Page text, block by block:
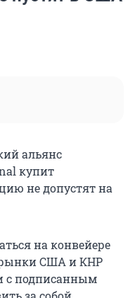
альянс
купит
не допустят на
на конвейере
рынки США и КНР
с подписанным